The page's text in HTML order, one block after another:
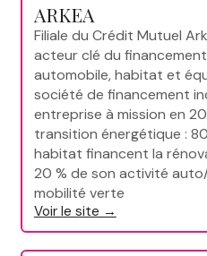
ARKEA
Filiale du Crédit Mutuel
acteur clé du
automobile, habitat et
société de financement
entreprise à mission en
transition énergétique :
habitat financent la
20 % de son activité
mobilité verte
Voir le site →